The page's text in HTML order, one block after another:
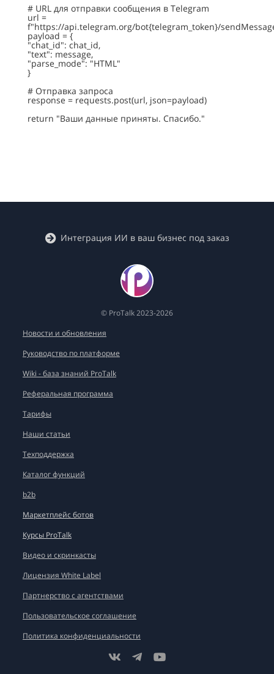
# URL для отправки сообщения в Telegram
url =
f"https://api.telegram.org/bot{telegram_token}/
payload = {
"chat_id": chat_id,
"text": message,
"parse_mode": "HTML"
}
# Отправка запроса
response = requests.post(url, json=payload)
return "Ваши данные приняты. Спасибо."
Интеграция ИИ в ваш бизнес под заказ
© ProTalk 2023-2026
Новости и обновления
Руководство по платформе
Wiki - база знаний ProTalk
Реферальная программа
Тарифы
Наши статьи
Техподдержка
Каталог функций
b2b
Маркетплейс ботов
Курсы ProTalk
Видео и скринкасты
Лицензия White Label
Партнерство с агентствами
Пользовательское соглашение
Политика конфиденциальности